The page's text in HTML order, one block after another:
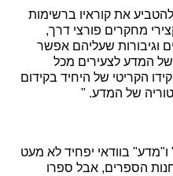
את קוראיו ברשימות
מחקרים פורצי דרך,
וגיבורות שעליהם אפשר
של המדע לצעירים מכל
הקריטי של היחיד בקידום
של המדע. "
ו"מדע" בוודאי יפחיד לא מעט
הספרים, אבל ספרו